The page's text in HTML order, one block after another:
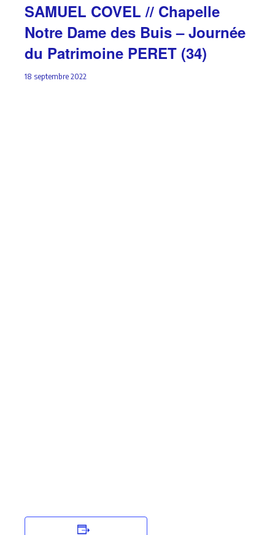
SAMUEL COVEL // Chapelle
Notre Dame des Buis – Journée
du Patrimoine PERET (34)
18 septembre 2022